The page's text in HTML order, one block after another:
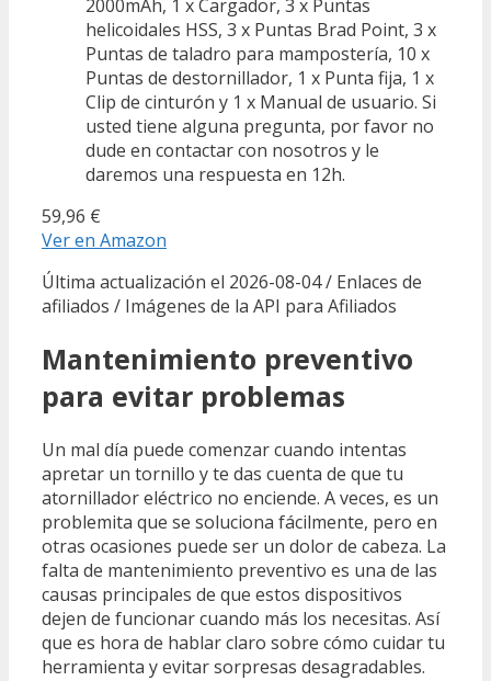
2000mAh, 1 x Cargador, 3 x Puntas
helicoidales HSS, 3 x Puntas Brad Point, 3 x
Puntas de taladro para mampostería, 10 x
Puntas de destornillador, 1 x Punta fija, 1 x
Clip de cinturón y 1 x Manual de usuario. Si
usted tiene alguna pregunta, por favor no
dude en contactar con nosotros y le
daremos una respuesta en 12h.
59,96 €
Ver en Amazon
Última actualización el 2026-08-04 / Enlaces de
afiliados / Imágenes de la API para Afiliados
Mantenimiento preventivo
para evitar problemas
Un mal día puede comenzar cuando intentas
apretar un tornillo y te das cuenta de que tu
atornillador eléctrico no enciende. A veces, es un
problemita que se soluciona fácilmente, pero en
otras ocasiones puede ser un dolor de cabeza. La
falta de mantenimiento preventivo es una de las
causas principales de que estos dispositivos
dejen de funcionar cuando más los necesitas. Así
que es hora de hablar claro sobre cómo cuidar tu
herramienta y evitar sorpresas desagradables.